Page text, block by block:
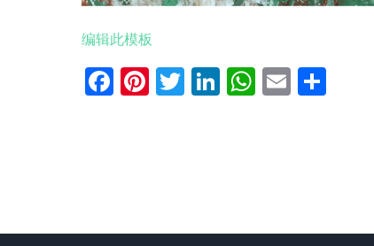
编辑此模板
Facebook
Pinterest
Twitter
LinkedIn
WhatsApp
Email